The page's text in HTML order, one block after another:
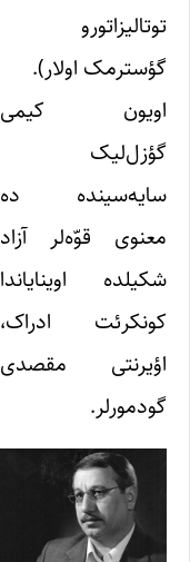
توتالیزاتورو
گؤسترمک اولار).
اویون کیمی
گؤزل‌لیک
سایه‌سینده ده
معنوی قوّه‌لر آزاد
شکیلده اوینایاندا
کونکرئت ادراک،
اؤیرنتی مقصدی
گودمورلر.